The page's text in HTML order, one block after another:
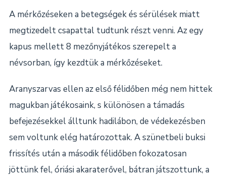
A mérkőzéseken a betegségek és sérülések miatt
megtizedelt csapattal tudtunk részt venni. Az egy
kapus mellett 8 mezőnyjátékos szerepelt a
névsorban, így kezdtük a mérkőzéseket.
Aranyszarvas ellen az első félidőben még nem hittek
magukban játékosaink, s különösen a támadás
befejezésekkel álltunk hadilábon, de védekezésben
sem voltunk elég határozottak. A szünetbeli buksi
frissítés után a második félidőben fokozatosan
jöttünk fel, óriási akaraterővel, bátran játszottunk, a